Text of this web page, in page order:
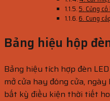
5. Củng
6. Cung
Bảng hiệu hộp
Bảng hiệu tích hợp đèn
mở cửa hay đóng cửa,
bất kỳ điều kiện thời tiết